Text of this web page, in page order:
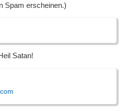
Spam erscheinen.)
Satan!